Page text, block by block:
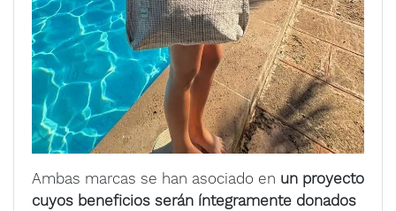
Ambas marcas se han asociado en un proyecto
cuyos beneficios serán íntegramente donados